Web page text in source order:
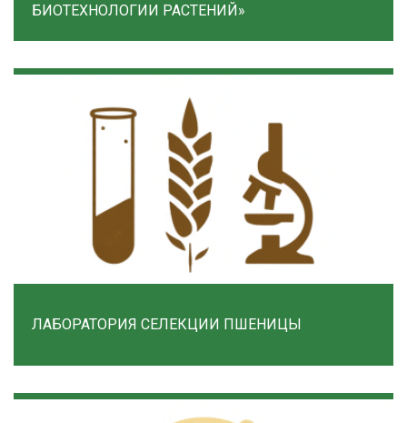
БИОТЕХНОЛОГИИ РАСТЕНИЙ»
ЛАБОРАТОРИЯ СЕЛЕКЦИИ ПШЕНИЦЫ